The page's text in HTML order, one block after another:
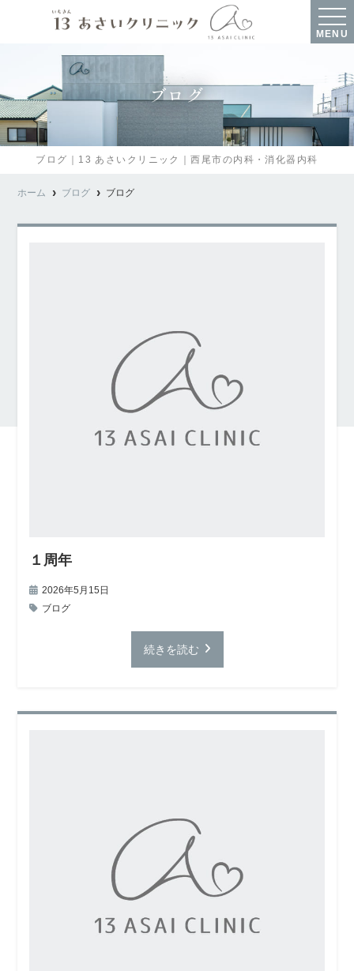
MENU
ブログ
ブログ｜13 あさいクリニック｜西尾市の内科・消化器内科
ホーム ブログ ブログ
１周年
2026年5月15日
ブログ
続きを読む